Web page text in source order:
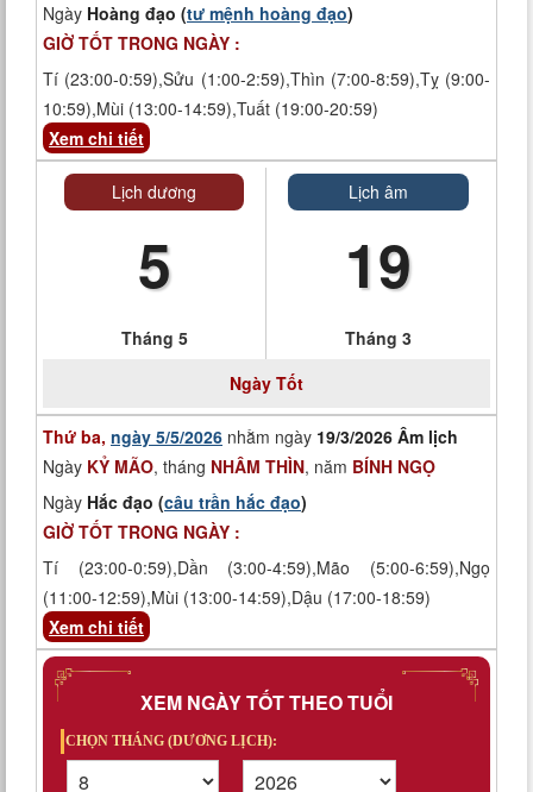
Ngày Hoàng đạo (tư mệnh hoàng đạo)
GIỜ TỐT TRONG NGÀY :
Tí (23:00-0:59),Sửu (1:00-2:59),Thìn (7:00-8:59),Tỵ (9:00-
10:59),Mùi (13:00-14:59),Tuất (19:00-20:59)
Xem chi tiết
Lịch dương
5
Tháng 5
Lịch âm
19
Tháng 3
Ngày Tốt
Thứ ba, ngày 5/5/2026 nhằm ngày 19/3/2026 Âm lịch
Ngày KỶ MÃO, tháng NHÂM THÌN, năm BÍNH NGỌ
Ngày Hắc đạo (câu trần hắc đạo)
GIỜ TỐT TRONG NGÀY :
Tí (23:00-0:59),Dần (3:00-4:59),Mão (5:00-6:59),Ngọ
(11:00-12:59),Mùi (13:00-14:59),Dậu (17:00-18:59)
Xem chi tiết
XEM NGÀY TỐT THEO TUỔI
CHỌN THÁNG (DƯƠNG LỊCH):